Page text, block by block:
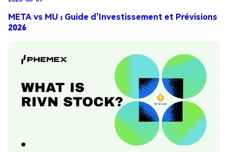
META vs MU : Guide d’Investissement et Prévisions
2026